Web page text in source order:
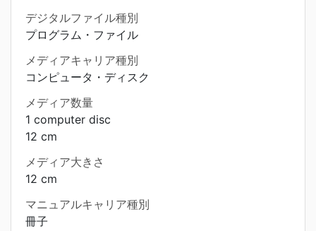
デジタルファイル種別
プログラム・ファイル
メディアキャリア種別
コンピュータ・ディスク
メディア数量
1 computer disc
12 cm
メディア大きさ
12 cm
マニュアルキャリア種別
冊子